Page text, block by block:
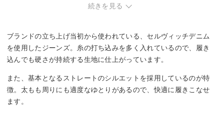
続きを見る
ブランドの立ち上げ当初から使われている、セルヴィッチデニム
を使用したジーンズ。糸の打ち込みを多く入れているので、履き
込んでも硬さが持続する生地に仕上がっています。
また、基本となるストレートのシルエットを採用しているのが特
徴。太もも周りにも適度なゆとりがあるので、快適に履きこなせ
ます。